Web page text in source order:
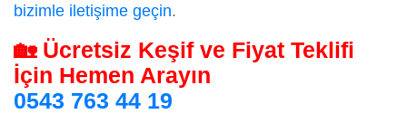
bizimle iletişime geçin.
🏡 Ücretsiz Keşif ve Fiyat Teklifi
İçin Hemen Arayın
0543 763 44 19